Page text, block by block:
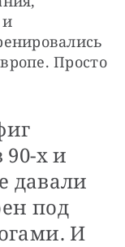
Просто
х и
давали
под
И